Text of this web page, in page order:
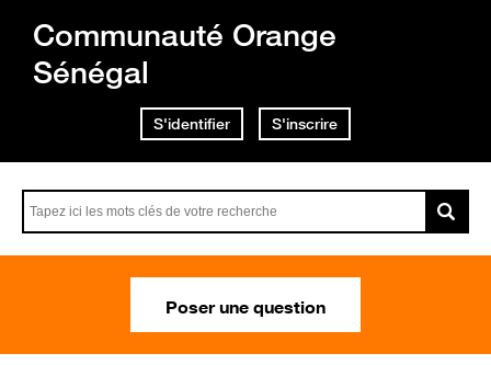
Communauté Orange
Sénégal
S'identifier S'inscrire
Poser une question